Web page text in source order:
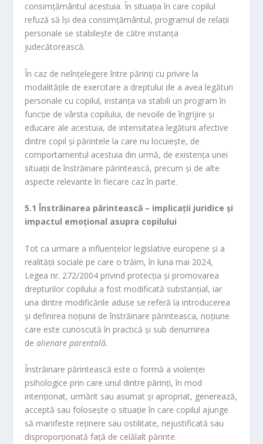
consimţământul acestuia. În situaţia în care copilul
refuză să îşi dea consimţământul, programul de relaţii
personale se stabileşte de către instanţa
judecătorească.
În caz de neînţelegere între părinţi cu privire la
modalităţile de exercitare a dreptului de a avea legături
personale cu copilul, instanţa va stabili un program în
funcţie de vârsta copilului, de nevoile de îngrijire şi
educare ale acestuia, de intensitatea legăturii afective
dintre copil şi părintele la care nu locuieşte, de
comportamentul acestuia din urmă, de existenţa unei
situaţii de înstrăinare părintească, precum şi de alte
aspecte relevante în fiecare caz în parte.
5.1 Înstrăinarea părintească – implicații juridiceși
impactul emoțional asupra copilului
Tot ca urmare a influențelor legislative europene și a
realității sociale pe care o trăim, în luna mai 2024,
Legea nr. 272/2004 privind protecția și promovarea
drepturilor copilului a fost modificată substanțial, iar
una dintre modificările aduse se referă la introducerea
și definirea noțiunii de înstrăinare părinteasca, noțiune
care este cunoscută în practică și sub denumirea
dealienare parentală.
Înstrăinare părintească este o formă a violenței
psihologice prin care unul dintre părinți, în mod
intenționat, urmărit sau asumat și apropriat, generează,
acceptă sau folosește o situație în care copilul ajunge
să manifeste reținere sau ostilitate, nejustificată sau
disproporționată față de celălalt părinte.